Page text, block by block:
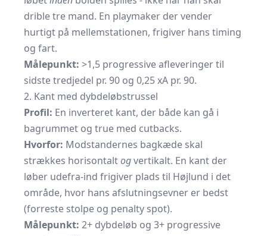
drible tre mand. En playmaker der vender
hurtigt på mellemstationen, frigiver hans timing
og fart.
Målepunkt: >1,5 progressive afleveringer til
sidste tredjedel pr. 90 og 0,25 xA pr. 90.
2. Kant med dybdeløbstrussel
Profil: En inverteret kant, der både kan gå i
bagrummet og true med cutbacks.
Hvorfor: Modstandernes bagkæde skal
strækkes horisontaltogvertikalt. En kant der
løber udefra-ind frigiver plads til Højlund i det
område, hvor hans afslutningsevner er bedst
(forreste stolpe og penalty spot).
Målepunkt: 2+ dybdeløb og 3+ progressive